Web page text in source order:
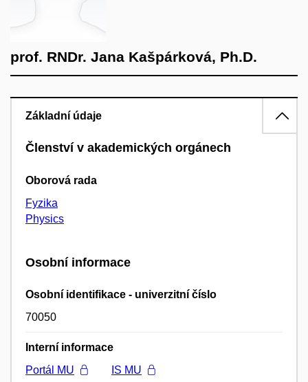
prof. RNDr. Jana Kašpárková, Ph.D.
Základní údaje
Členství v akademických orgánech
Oborová rada
Fyzika
Physics
Osobní informace
Osobní identifikace - univerzitní číslo
70050
Interní informace
Portál MU
IS MU